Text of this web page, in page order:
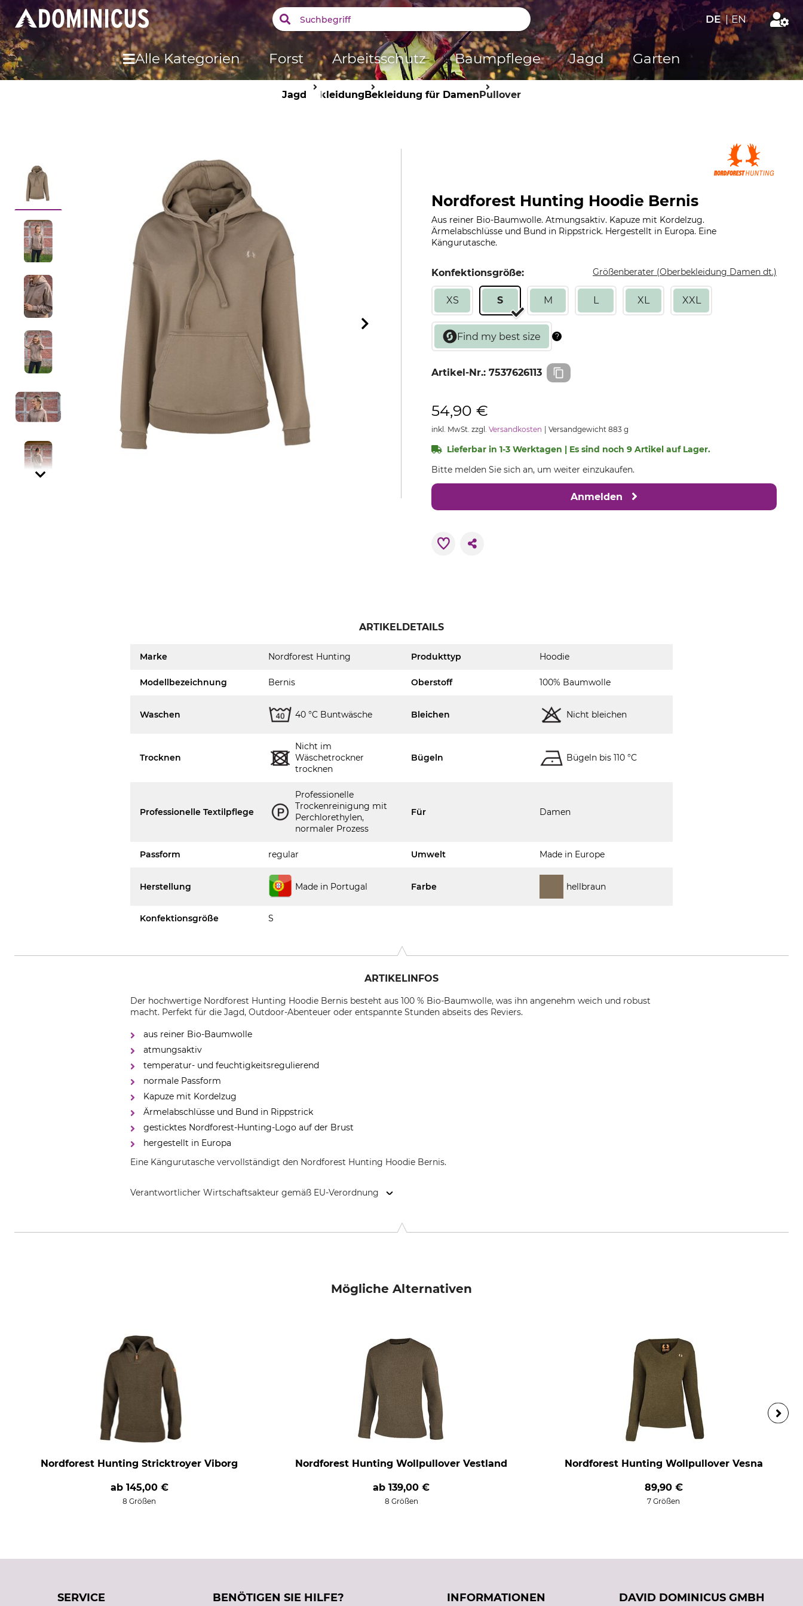
DE| EN
Alle Kategorien Forst Arbeitsschutz Baumpflege Jagd Garten
Jagd BekleidungBekleidung für DamenPullover
Nordforest Hunting Hoodie Bernis
Aus reiner Bio-Baumwolle. Atmungsaktiv. Kapuze mit Kordelzug.
Ärmelabschlüsse und Bund in Rippstrick. Hergestellt in Europa. Eine
Kängurutasche.
Konfektionsgröße: Größenberater (Oberbekleidung Damen dt.)
XS S M L XL XXL
Artikel-Nr.: 7537626113
54,90 €
inkl. MwSt. zzgl. Versandkosten Versandgewicht 883 g
Lieferbar in 1-3 Werktagen | Es sind noch 9 Artikel auf Lager.
Bitte melden Sie sich an, um weiter einzukaufen.
Anmelden
ARTIKELDETAILS
Marke Nordforest Hunting Produkttyp Hoodie
Modellbezeichnung Bernis Oberstoff 100% Baumwolle
Waschen 40 °C Buntwäsche Bleichen Nicht bleichen
Trocknen
Nicht im
Wäschetrockner
trocknen
Bügeln Bügeln bis 110 °C
Professionelle Textilpflege
Professionelle
Trockenreinigung mit
Perchlorethylen,
normaler Prozess
Für Damen
Passform regular Umwelt Made in Europe
Herstellung Made in Portugal Farbe hellbraun
Konfektionsgröße S
ARTIKELINFOS
Der hochwertige Nordforest Hunting Hoodie Bernis besteht aus 100 % Bio-Baumwolle, was ihn angenehm weich und robust
macht. Perfekt für die Jagd, Outdoor-Abenteuer oder entspannte Stunden abseits des Reviers.
aus reiner Bio-Baumwolle
atmungsaktiv
temperatur- und feuchtigkeitsregulierend
normale Passform
Kapuze mit Kordelzug
Ärmelabschlüsse und Bund in Rippstrick
gesticktes Nordforest-Hunting-Logo auf der Brust
hergestellt in Europa
Eine Kängurutasche vervollständigt den Nordforest Hunting Hoodie Bernis.
Verantwortlicher Wirtschaftsakteur gemäß EU-Verordnung
Mögliche Alternativen
Nordforest Hunting Stricktroyer Viborg
ab 145,00 €
8 Größen
Nordforest Hunting Wollpullover Vestland
ab139,00 €
8 Größen
Nordforest Hunting Wollpullover Vesna
89,90 €
7 Größen
SERVICE BENÖTIGEN SIE HILFE? INFORMATIONEN DAVID DOMINICUS GMBH